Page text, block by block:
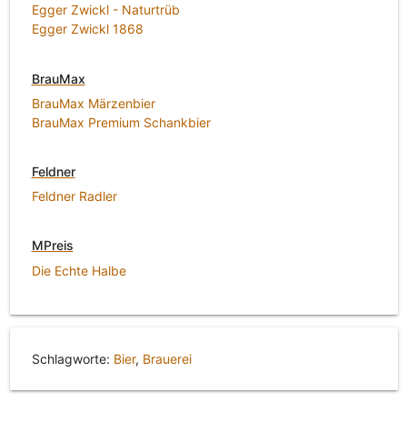
Egger Zwickl - Naturtrüb
Egger Zwickl 1868
BrauMax
BrauMax Märzenbier
BrauMax Premium Schankbier
Feldner
Feldner Radler
MPreis
Die Echte Halbe
Schlagworte: Bier, Brauerei